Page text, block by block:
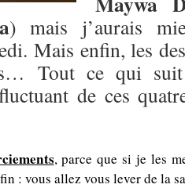
) mais j’aurais
Mais enfin, les
Tout ce qui
de ces
, parce que si je les
: vous allez vous lever de la